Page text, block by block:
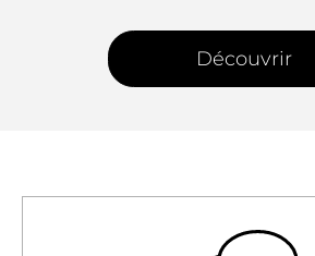
Découvrir